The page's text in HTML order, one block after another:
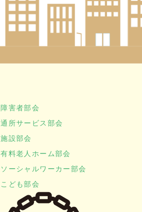
障害者部会
通所サービス部会
施設部会
有料老人ホーム部会
ソーシャルワーカー部会
こども部会